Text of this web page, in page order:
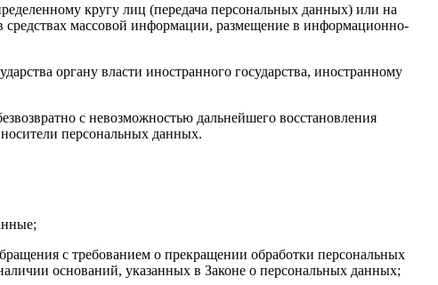
кругу лиц (передача персональных данных) или на
массовой информации, размещение в информационно-
органу власти иностранного государства, иностранному
с невозможностью дальнейшего восстановления
персональных данных.
с требованием о прекращении обработки персональных
оснований, указанных в Законе о персональных данных;